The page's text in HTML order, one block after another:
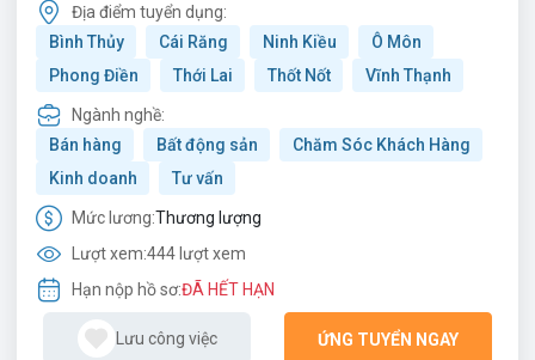
Địa điểm tuyển dụng:
Bình Thủy
Cái Răng Ninh Kiều
Ô Môn
Phong Điền
Thới Lai Thốt Nốt Vĩnh Thạnh
Ngành nghề:
Bán hàng
Bất động sản
Chăm Sóc Khách Hàng
Kinh doanh
Tư vấn
Mức lương:Thương lượng
Lượt xem:444 lượt xem
Hạn nộp hồ sơ:ĐÃ HẾT HẠN
Lưu công việc ỨNG TUYỂN NGAY